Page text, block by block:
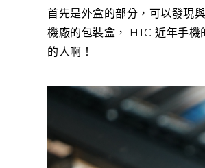
首先是外盒的部分，可以發現
機廠的包裝盒， HTC 近年手
的人啊！